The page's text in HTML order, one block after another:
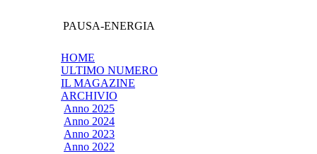
PAUSA-ENERGIA
HOME
ULTIMO NUMERO
IL MAGAZINE
ARCHIVIO
Anno 2025
Anno 2024
Anno 2023
Anno 2022